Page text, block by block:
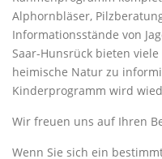
Alphornbläser,
Informationsstände von
Saar-Hunsrück bieten
heimische Natur zu
Kinderprogramm wird
Wir freuen uns auf Ihren
Wenn Sie sich ein